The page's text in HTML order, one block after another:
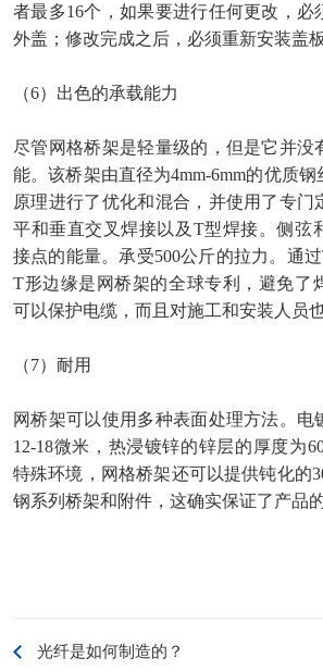
者最多16个，如果要进行任何更改，必
外盖；修改完成之后，必须重新安装盖板
（6）出色的承载能力
尽管网格桥架是轻量级的，但是它并没
能。该桥架由直径为4mm-6mm的优质
原理进行了优化和混合，并使用了专门
平和垂直交叉焊接以及T型焊接。侧弦
接点的能量。承受500公斤的拉力。通
T形边缘是网桥架的全球专利，避免了
可以保护电缆，而且对施工和安装人员也
（7）耐用
网桥架可以使用多种表面处理方法。电
12-18微米，热浸镀锌的锌层的厚度为
特殊环境，网格桥架还可以提供钝化的
钢系列桥架和附件，这确实保证了产品的
光纤是如何制造的？